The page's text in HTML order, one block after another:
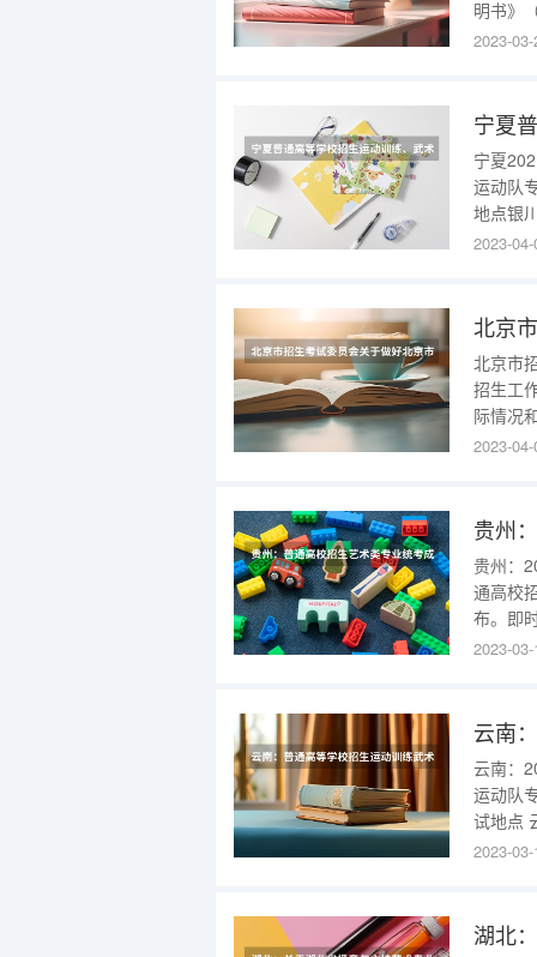
明书》
冠病毒
异常的
2023-
宁夏
运动队
地点银
生应于
考
2023-
北京市
招生工
际情况
作有关
体育、
2023-
贵州：
通高校
布。即
http://
2023-
云南：
运动队专
试地点
二、考
2023-